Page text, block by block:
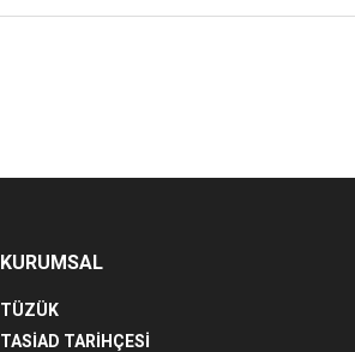
KURUMSAL
TÜZÜK
TASİAD TARİHÇESİ